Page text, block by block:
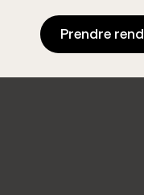
Prendre